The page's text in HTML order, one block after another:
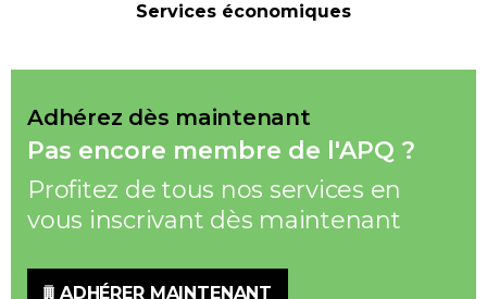
Services économiques
Adhérez dès maintenant
Pas encore membre de l'APQ ?
Profitez de tous nos services en
vous inscrivant dès maintenant
ADHÉRER MAINTENANT